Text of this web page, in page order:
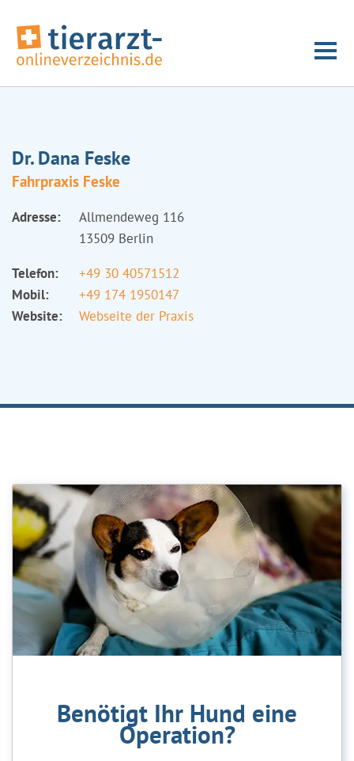
Dr. Dana Feske
Fahrpraxis Feske
Adresse:
Allmendeweg 116
13509 Berlin
Telefon:
+49 30 40571512
Mobil:
+49 174 1950147
Website:
Webseite der Praxis
Benötigt Ihr Hund eine
Operation?